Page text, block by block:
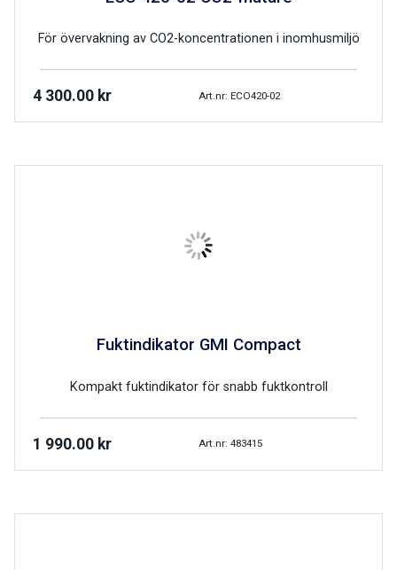
För övervakning av CO2-koncentrationen i inomhusmiljö
4 300.00 kr Art.nr: ECO420-02
Fuktindikator GMI Compact
Kompakt fuktindikator för snabb fuktkontroll
1 990.00 kr Art.nr: 483415